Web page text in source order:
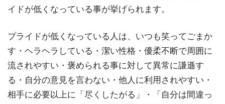
イドが低くなっている事が挙げられます。
プライドが低くなっている人は、いつも笑ってごまか
す・ヘラヘラしている・潔い性格・優柔不断で周囲に
流されやすい・褒められる事に対して異常に謙遜す
る・自分の意見を言わない・他人に利用されやすい・
相手に必要以上に「尽くしたがる」・「自分は間違っ